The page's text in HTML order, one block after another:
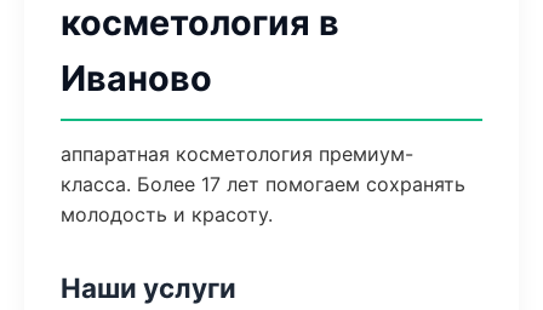
косметология в
Иваново
аппаратная косметология премиум-
класса. Более 17 лет помогаем сохранять
молодость и красоту.
Наши услуги